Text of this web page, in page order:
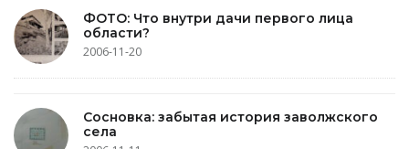
ФОТО: Что внутри дачи первого лица
области?
2006-11-20
Сосновка: забытая история заволжского
села